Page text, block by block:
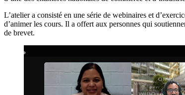
L’atelier a consisté en une série de webinaires et
d’animer les cours. Il a offert aux personnes qui
de brevet.